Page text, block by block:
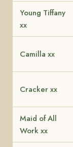
Young Tiffany
xx
Camilla xx
Cracker xx
Maid of All
Work xx